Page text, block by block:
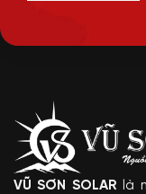
VŨ SƠN SOLAR là